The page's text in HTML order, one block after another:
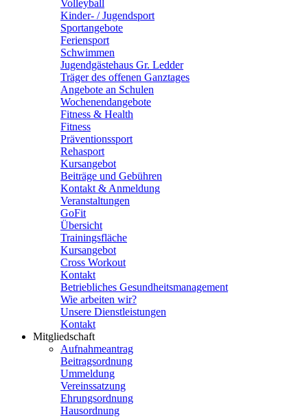
Volleyball
Kinder- / Jugendsport
Sportangebote
Feriensport
Schwimmen
Jugendgästehaus Gr. Ledder
Träger des offenen Ganztages
Angebote an Schulen
Wochenendangebote
Fitness & Health
Fitness
Präventionssport
Rehasport
Kursangebot
Beiträge und Gebühren
Kontakt & Anmeldung
Veranstaltungen
GoFit
Übersicht
Trainingsfläche
Kursangebot
Cross Workout
Kontakt
Betriebliches Gesundheitsmanagement
Wie arbeiten wir?
Unsere Dienstleistungen
Kontakt
Mitgliedschaft
Aufnahmeantrag
Beitragsordnung
Ummeldung
Vereinssatzung
Ehrungsordnung
Hausordnung